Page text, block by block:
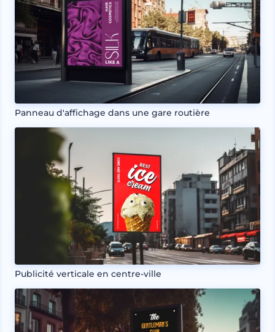
Panneau d'affichage dans une gare routière
Publicité verticale en centre-ville